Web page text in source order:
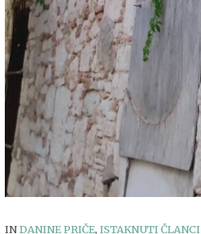
INDANINE PRIČE, ISTAKNUTI ČLANCI